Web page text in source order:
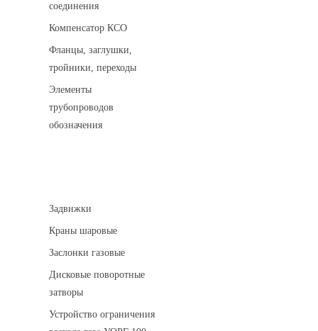
соединения
Компенсатор КСО
Фланцы, заглушки,
тройники, переходы
Элементы
трубопроводов
обозначения
Задвижки
Краны шаровые
Заслонки газовые
Дисковые поворотные
затворы
Устройство ограничения